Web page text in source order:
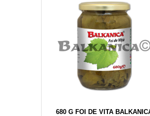
680 G FOI DE VITA